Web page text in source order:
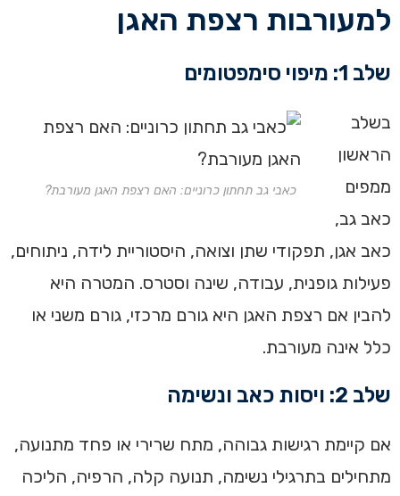
למעורבות רצפת האגן
שלב 1: מיפוי סימפטומים
כאבי גב תחתון כרוניים: האם רצפת האגן מעורבת?
בשלב
הראשון
ממפים
כאב גב,
כאב אגן, תפקודי שתן וצואה, היסטוריית לידה, ניתוחים,
פעילות גופנית, עבודה, שינה וסטרס. המטרה היא
להבין אם רצפת האגן היא גורם מרכזי, גורם משני או
כלל אינה מעורבת.
שלב 2: ויסות כאב ונשימה
אם קיימת רגישות גבוהה, מתח שרירי או פחד מתנועה,
מתחילים בתרגילי נשימה, תנועה קלה, הרפיה, הליכה